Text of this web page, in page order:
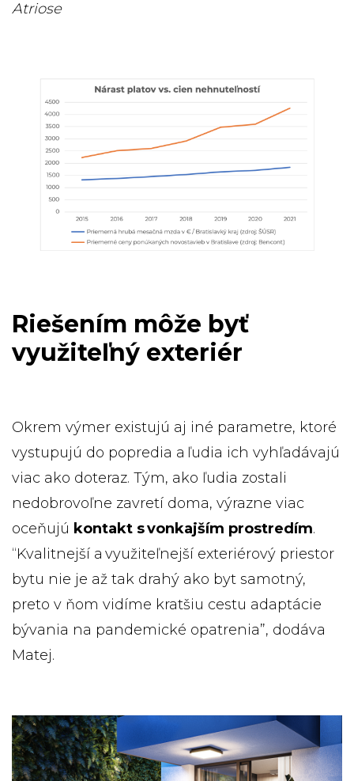
Atriose
Riešením môže byť
využiteľný exteriér
Okrem výmer existujú aj iné parametre, ktoré
vystupujú do popredia a ľudia ich vyhľadávajú
viac ako doteraz. Tým, ako ľudia zostali
nedobrovoľne zavretí doma, výrazne viac
oceňujú kontakt s vonkajším prostredím.
“Kvalitnejší a využiteľnejší exteriérový priestor
bytu nie je až tak drahý ako byt samotný,
preto v ňom vidíme kratšiu cestu adaptácie
bývania na pandemické opatrenia”, dodáva
Matej.